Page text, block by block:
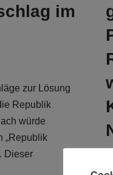
im
zur Lösung
Republik
würde
„Republik
Dieser